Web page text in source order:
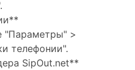
"Параметры" >
телефонии".
SipOut.net**